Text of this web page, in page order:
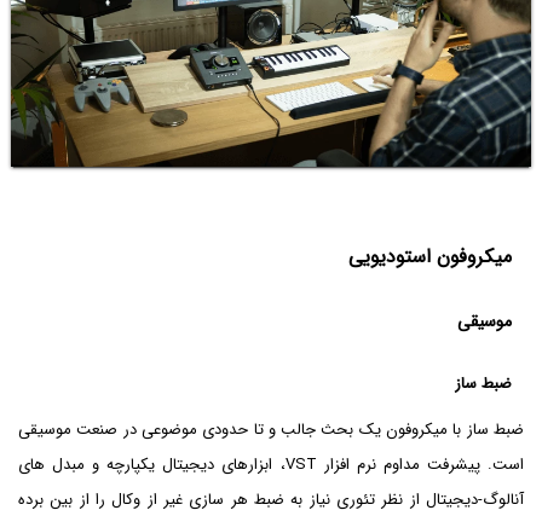
میکروفون استودیویی
موسیقی
ضبط ساز
ضبط ساز با میکروفون یک بحث جالب و تا حدودی موضوعی در صنعت موسیقی
است. پیشرفت مداوم نرم افزار VST، ابزارهای دیجیتال یکپارچه و مبدل های
آنالوگ-دیجیتال از نظر تئوری نیاز به ضبط هر سازی غیر از وکال را از بین برده